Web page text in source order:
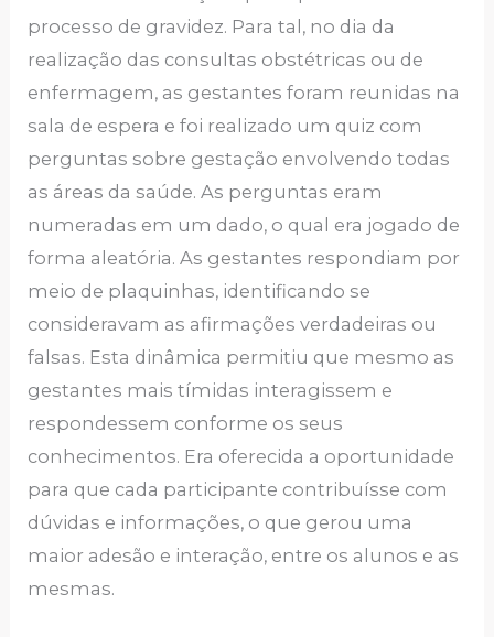
processo de gravidez. Para tal, no dia da
realização das consultas obstétricas ou de
enfermagem, as gestantes foram reunidas na
sala de espera e foi realizado um quiz com
perguntas sobre gestação envolvendo todas
as áreas da saúde. As perguntas eram
numeradas em um dado, o qual era jogado de
forma aleatória. As gestantes respondiam por
meio de plaquinhas, identificando se
consideravam as afirmações verdadeiras ou
falsas. Esta dinâmica permitiu que mesmo as
gestantes mais tímidas interagissem e
respondessem conforme os seus
conhecimentos. Era oferecida a oportunidade
para que cada participante contribuísse com
dúvidas e informações, o que gerou uma
maior adesão e interação, entre os alunos e as
mesmas.